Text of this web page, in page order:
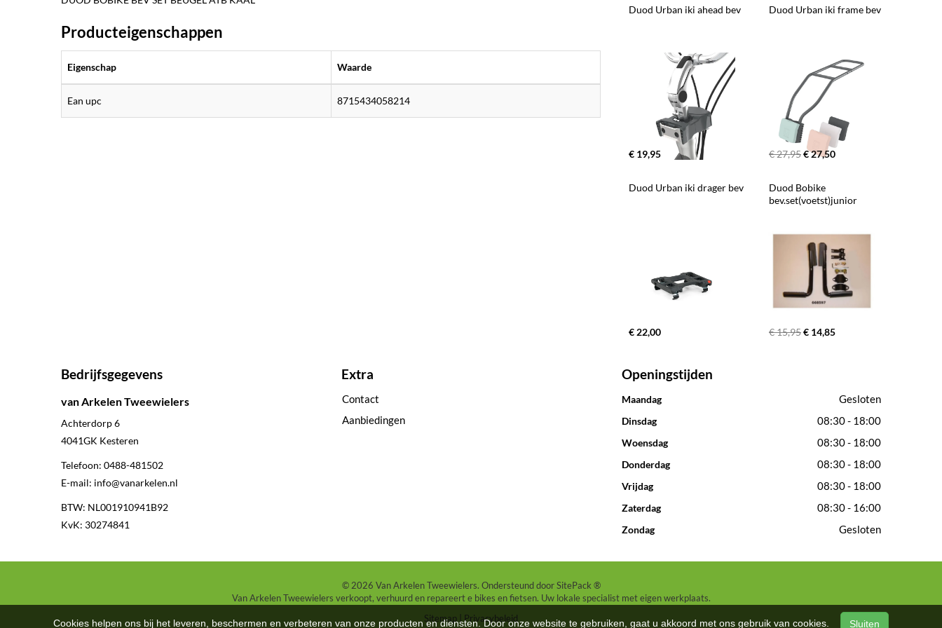
Producteigenschappen
Eigenschap Waarde
Ean upc 8715434058214
Duod Urban iki ahead bev
€ 19,95
Duod Urban iki frame bev
€ 27,95€ 27,50
Duod Urban iki drager bev
€ 22,00
Duod Bobike
bev.set(voetst)junior
€ 15,95€ 14,85
Bedrijfsgegevens
van Arkelen Tweewielers
Achterdorp 6
4041GK Kesteren
Telefoon: 0488-481502
E-mail: info@vanarkelen.nl
BTW: NL001910941B92
KvK: 30274841
Extra
Contact
Aanbiedingen
Openingstijden
Maandag Gesloten
Dinsdag 08:30 - 18:00
Woensdag 08:30 - 18:00
Donderdag 08:30 - 18:00
Vrijdag 08:30 - 18:00
Zaterdag 08:30 - 16:00
Zondag Gesloten
© 2026 Van Arkelen Tweewielers. Ondersteund doorSitePack ®
Van Arkelen Tweewielers verkoopt, verhuurd en repareert e bikes en fietsen. Uw lokale specialist met eigen werkplaats.
Sitemap
Privacybeleid
Cookies helpen ons bij het leveren, beschermen en verbeteren van onze producten en diensten. Door onze website te gebruiken, gaat u akkoord met ons gebruik van cookies. Sluiten